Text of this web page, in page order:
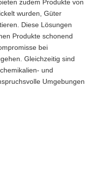
zudem Produkte von
wurden, Güter
Diese Lösungen
Produkte schonend
bei
Gleichzeitig sind
und
Umgebungen